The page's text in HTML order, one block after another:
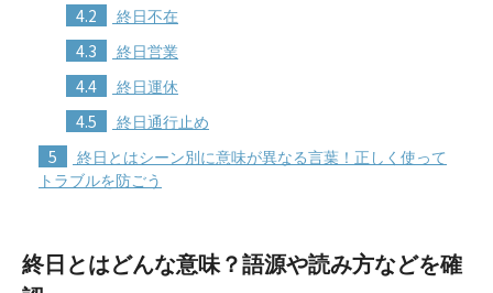
4.2 終日不在
4.3 終日営業
4.4 終日運休
4.5 終日通行止め
5
終日とはシーン別に意味が異なる言葉！正しく使って
トラブルを防ごう
終日とはどんな意味？語源や読み方などを確